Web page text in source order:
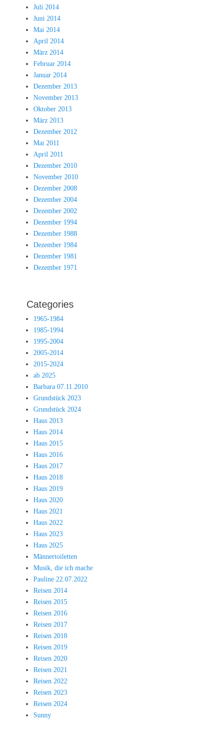
Juli 2014
Juni 2014
Mai 2014
April 2014
März 2014
Februar 2014
Januar 2014
Dezember 2013
November 2013
Oktober 2013
März 2013
Dezember 2012
Mai 2011
April 2011
Dezember 2010
November 2010
Dezember 2008
Dezember 2004
Dezember 2002
Dezember 1994
Dezember 1988
Dezember 1984
Dezember 1981
Dezember 1971
Categories
1965-1984
1985-1994
1995-2004
2005-2014
2015-2024
ab 2025
Barbara 07.11.2010
Grundstück 2023
Grundstück 2024
Haus 2013
Haus 2014
Haus 2015
Haus 2016
Haus 2017
Haus 2018
Haus 2019
Haus 2020
Haus 2021
Haus 2022
Haus 2023
Haus 2025
Männertoiletten
Musik, die ich mache
Pauline 22.07.2022
Reisen 2014
Reisen 2015
Reisen 2016
Reisen 2017
Reisen 2018
Reisen 2019
Reisen 2020
Reisen 2021
Reisen 2022
Reisen 2023
Reisen 2024
Sunny